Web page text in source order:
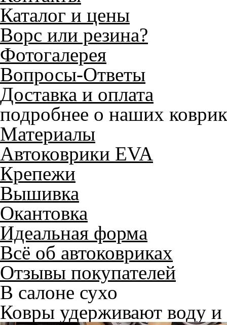
Каталог и цены
Ворс или резина?
Фотогалерея
Вопросы-Ответы
Доставка и оплата
подробнее о наших
Материалы
Автоковрики EVA
Крепежи
Вышивка
Окантовка
Идеальная форма
Всё об автоковриках
Отзывы покупателей
В салоне сухо
Ковры удерживают воду и